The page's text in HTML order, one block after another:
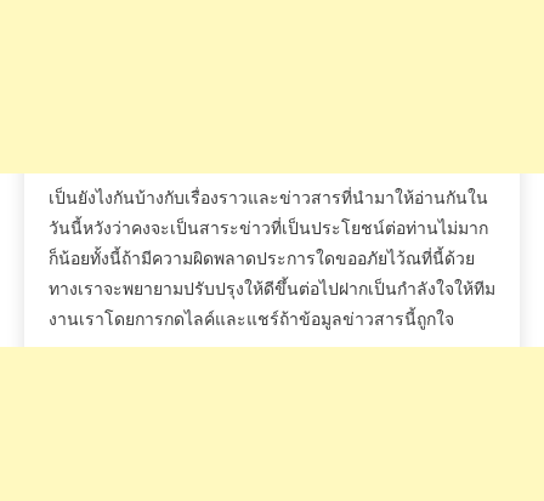
เป็นยังไงกันบ้างกับเรื่องราวและข่าวสารที่นำมาให้อ่านกันใน
วันนี้หวังว่าคงจะเป็นสาระข่าวที่เป็นประโยชน์ต่อท่านไม่มาก
ก็น้อยทั้งนี้ถ้ามีความผิดพลาดประการใดขออภัยไว้ณที่นี้ด้วย
ทางเราจะพยายามปรับปรุงให้ดีขึ้นต่อไปฝากเป็นกำลังใจให้ทีม
งานเราโดยการกดไลค์และแชร์ถ้าข้อมูลข่าวสารนี้ถูกใจ